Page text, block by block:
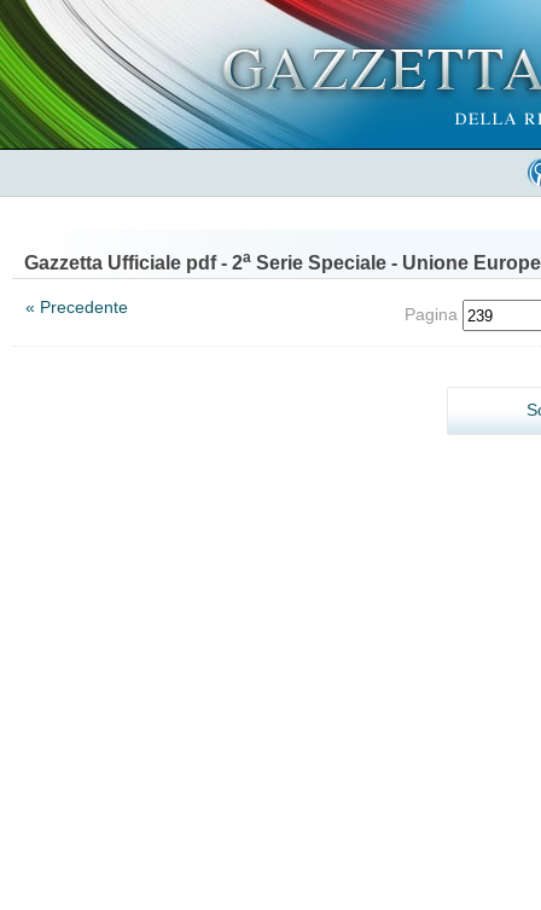
Gazzetta Ufficiale pdf - 2a Serie Speciale - Unione
« Precedente Pagina